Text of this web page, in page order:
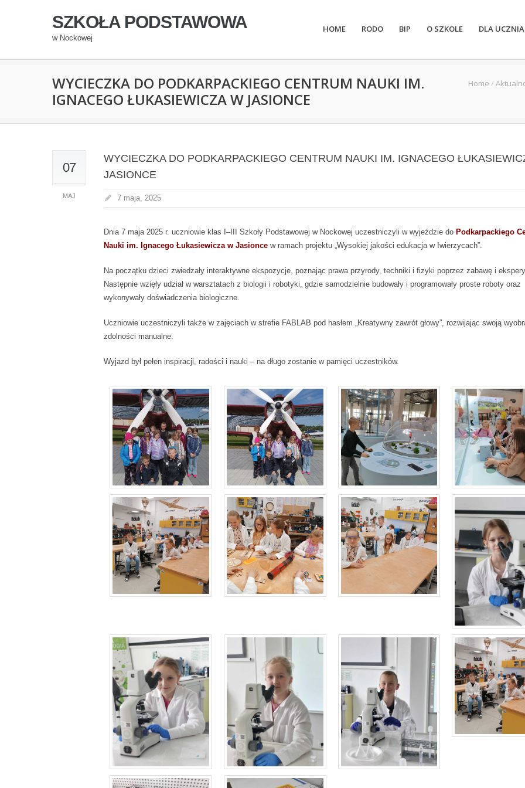
SZKOŁA PODSTAWOWA
w Nockowej
HOME RODO BIP O SZKOLE DLA UCZNIA
WYCIECZKA DO PODKARPACKIEGO CENTRUM NAUKI IM.
IGNACEGO ŁUKASIEWICZA W JASIONCE
Home /
07
MAJ
WYCIECZKA DO PODKARPACKIEGO CENTRUM NAUKI IM. IGNACEGO
JASIONCE
7 maja, 2025
Dnia 7 maja 2025 r. uczniowie klas I–III Szkoły Podstawowej w Nockowej uczestniczyli w wyjeździe do Podkarpackiego
Nauki im. Ignacego Łukasiewicza w Jasionce w ramach projektu „Wysokiej jakości edukacja w Iwierzycach”.
Na początku dzieci zwiedzały interaktywne ekspozycje, poznając prawa przyrody, techniki i fizyki poprzez zabawę i
Następnie wzięły udział w warsztatach z biologii i robotyki, gdzie samodzielnie budowały i programowały proste roboty oraz
wykonywały doświadczenia biologiczne.
Uczniowie uczestniczyli także w zajęciach w strefie FABLAB pod hasłem „Kreatywny zawrót głowy”, rozwijając swoją
zdolności manualne.
Wyjazd był pełen inspiracji, radości i nauki – na długo zostanie w pamięci uczestników.